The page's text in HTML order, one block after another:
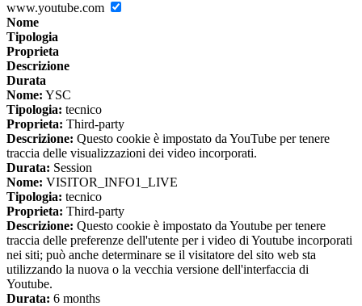
www.youtube.com
Nome
Tipologia
Proprieta
Descrizione
Durata
Nome: YSC
Tipologia: tecnico
Proprieta: Third-party
Descrizione: Questo cookie è impostato da YouTube per tenere
traccia delle visualizzazioni dei video incorporati.
Durata: Session
Nome: VISITOR_INFO1_LIVE
Tipologia: tecnico
Proprieta: Third-party
Descrizione: Questo cookie è impostato da Youtube per tenere
traccia delle preferenze dell'utente per i video di Youtube incorporati
nei siti; può anche determinare se il visitatore del sito web sta
utilizzando la nuova o la vecchia versione dell'interfaccia di
Youtube.
Durata: 6 months